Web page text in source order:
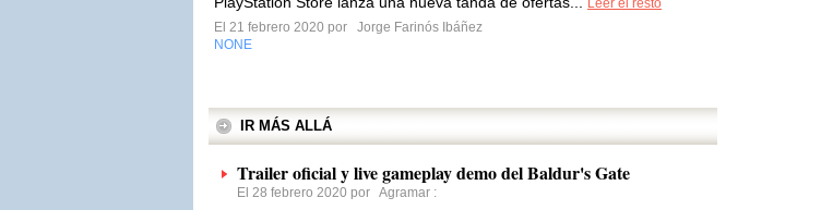
Leer el resto
El 21 febrero 2020 por
Jorge Farinós Ibáñez
NONE
IR MÁS ALLÁ
Trailer oficial y live gameplay demo del Baldur's Gate
El 28 febrero 2020 por Agramar :